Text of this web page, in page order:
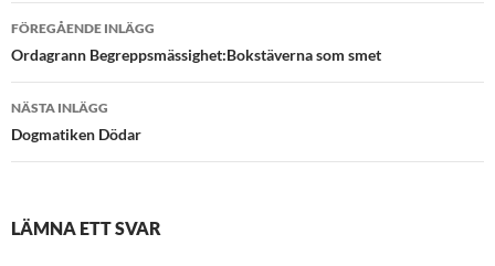
Inläggsnavigering
FÖREGÅENDE INLÄGG
Ordagrann Begreppsmässighet:Bokstäverna som smet
NÄSTA INLÄGG
Dogmatiken Dödar
LÄMNA ETT SVAR